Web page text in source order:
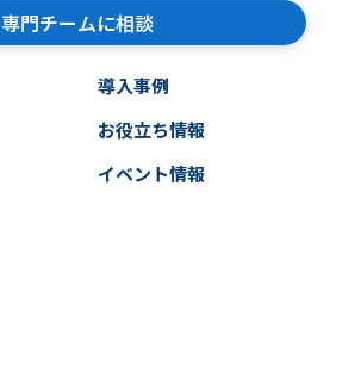
専門チームに相談
導入事例
お役立ち情報
イベント情報